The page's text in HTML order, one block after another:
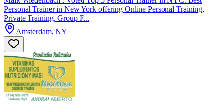
Personal Trainer in New York offering Online Personal Training,
Private Training, Group F...
Amsterdam, NY